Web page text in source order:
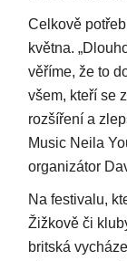
Celkově
května.
věříme, že to
všem, kteří se
rozšíření a
Music Neila
organizátor
Na festivalu,
Žižkově či
britská